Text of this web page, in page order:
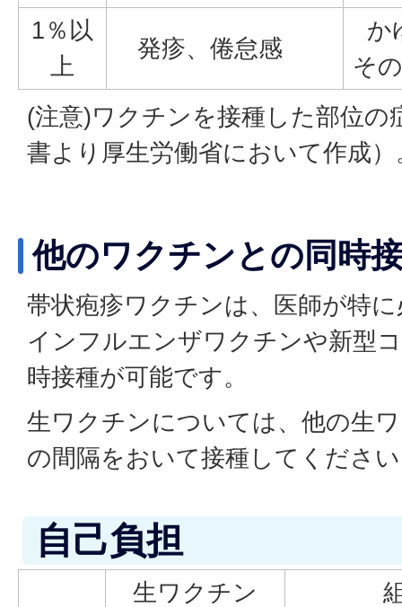
1％以
上
発疹、倦怠感
か
そ
(注意)ワクチンを接種した部位の
書より厚生労働省において作成）
他のワクチンとの同時
帯状疱疹ワクチンは、医師が特
インフルエンザワクチンや新型
時接種が可能です。
生ワクチンについては、他の生
の間隔をおいて接種してくださ
自己負担
生ワクチン